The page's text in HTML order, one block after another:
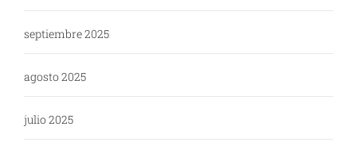
septiembre 2025
agosto 2025
julio 2025